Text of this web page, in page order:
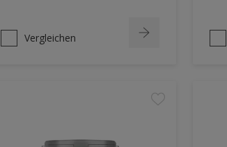
Vergleichen